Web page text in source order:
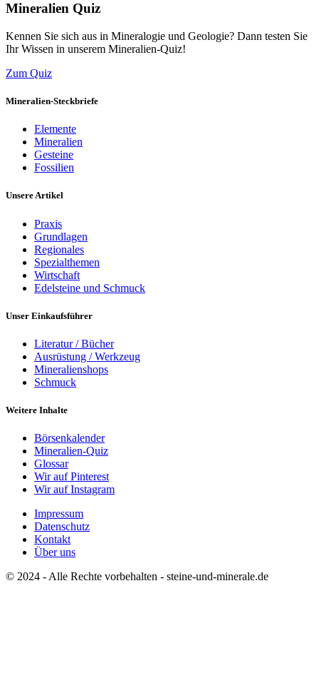
Mineralien Quiz
Kennen Sie sich aus in Mineralogie und Geologie? Dann testen Sie
Ihr Wissen in unserem Mineralien-Quiz!
Zum Quiz
Mineralien-Steckbriefe
Elemente
Mineralien
Gesteine
Fossilien
Unsere Artikel
Praxis
Grundlagen
Regionales
Spezialthemen
Wirtschaft
Edelsteine und Schmuck
Unser Einkaufsführer
Literatur / Bücher
Ausrüstung / Werkzeug
Mineralienshops
Schmuck
Weitere Inhalte
Börsenkalender
Mineralien-Quiz
Glossar
Wir auf Pinterest
Wir auf Instagram
Impressum
Datenschutz
Kontakt
Über uns
© 2024 - Alle Rechte vorbehalten - steine-und-minerale.de